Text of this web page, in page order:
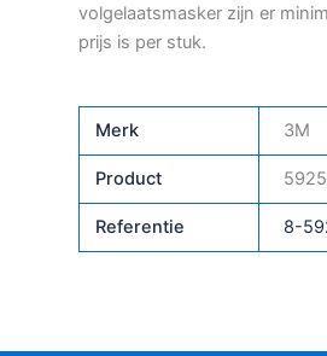
volgelaatsmasker zijn er
prijs is per stuk.
Merk 3M
Product
Referentie 8-